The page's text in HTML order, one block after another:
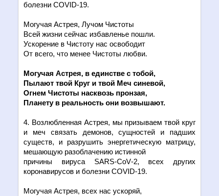
болезниCOVID-19.
Могучая Астрея, Лучом Чистоты
Всей жизни сейчас избавленье пошли.
Ускорение в Чистоту нас освободит
От всего, что менее Чистоты любви.
Могучая Астрея, в единcтве с тобой,
Пылают твой Круг и твой Меч синевой,
Огнем Чистоты насквозь пронзая,
Планету в реальность они возвышают.
4. Возлюбленная Астрея, мы призываем твой круг
и меч связать демонов, сущностей и падших
существ, и разрушить энергетическую матрицу,
мешающую разоблачению истинной
причины вируса SARS-CoV-2, всех других
коронавирусов и болезниCOVID-19.
Могучая Астрея, всех нас ускоряй,